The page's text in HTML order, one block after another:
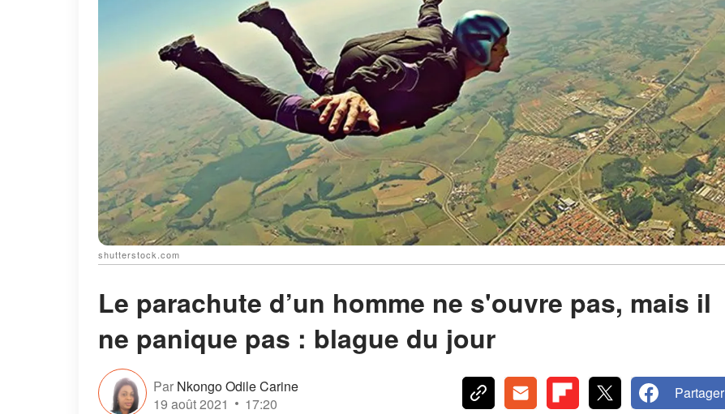
shutterstock.com
Le parachute d’un homme ne s'ouvre pas, mais il
ne panique pas : blague du jour
Par Nkongo Odile Carine
19 août 2021
17:20
Partager